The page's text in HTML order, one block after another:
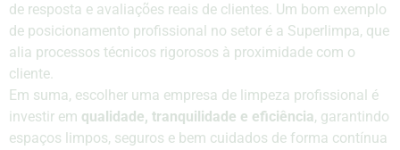
de resposta e avaliações reais de clientes. Um bom exemplo
de posicionamento profissional no setor é a Superlimpa, que
alia processos técnicos rigorosos à proximidade com o
cliente.
Em suma, escolher uma empresa de limpeza profissional é
investir em qualidade, tranquilidade e eficiência, garantindo
espaços limpos, seguros e bem cuidados de forma contínua